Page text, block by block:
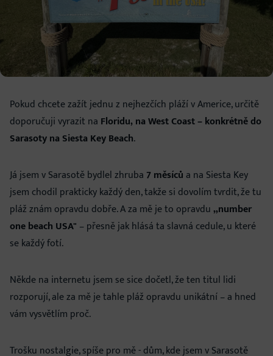
Pokud chcete zažít jednu z nejhezčích pláží v Americe, určitě
doporučuji vyrazit na Floridu, na West Coast – konkrétně do
Sarasoty na Siesta Key Beach.
Já jsem v Sarasotě bydlel zhruba 7 měsícůa na Siesta Key
jsem chodil prakticky každý den, takže si dovolím tvrdit, že tu
pláž znám opravdu dobře. A za mě je to opravdu„number
one beach USA" – přesně jak hlásá ta slavná cedule, u které
se každý fotí.
Někde na internetu jsem se sice dočetl, že ten titul lidi
rozporují, ale za mě je tahle pláž opravdu unikátní – a hned
vám vysvětlím proč.
Trošku nostalgie, spíše pro mě - dům, kde jsem v Sarasotě